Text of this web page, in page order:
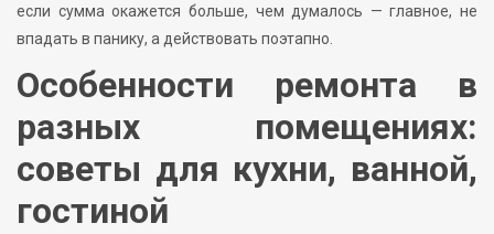
если сумма окажется больше, чем думалось — главное, не
впадать в панику, а действовать поэтапно.
Особенности ремонта в
разных помещениях:
советы для кухни, ванной,
гостиной